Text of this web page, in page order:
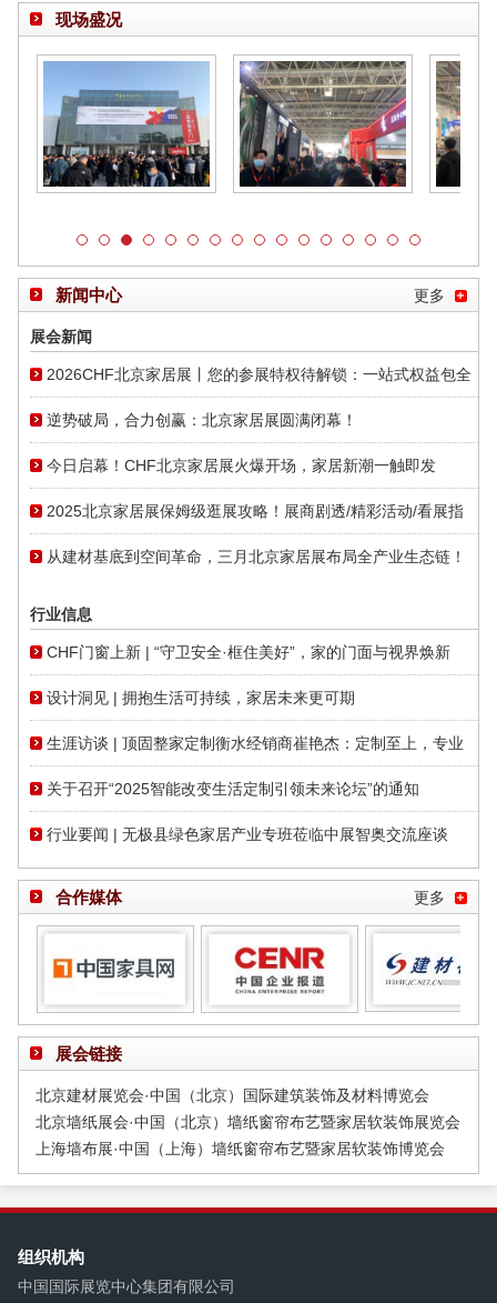
现场盛况
新闻中心 更多
展会新闻
2026CHF北京家居展丨您的参展特权待解锁：一站式权益包全
面开放
逆势破局，合力创赢：北京家居展圆满闭幕！
今日启幕！CHF北京家居展火爆开场，家居新潮一触即发
2025北京家居展保姆级逛展攻略！展商剧透/精彩活动/看展指
南一篇就够！
从建材基底到空间革命，三月北京家居展布局全产业生态链！
行业信息
CHF门窗上新 | “守卫安全·框住美好”，家的门面与视界焕新
设计洞见 | 拥抱生活可持续，家居未来更可期
生涯访谈 | 顶固整家定制衡水经销商崔艳杰：定制至上，专业
打造品质
关于召开“2025智能改变生活定制引领未来论坛”的通知
行业要闻 | 无极县绿色家居产业专班莅临中展智奥交流座谈
合作媒体 更多
展会链接
北京建材展览会·中国（北京）国际建筑装饰及材料博览会
北京墙纸展会·中国（北京）墙纸窗帘布艺暨家居软装饰展览会
上海墙布展·中国（上海）墙纸窗帘布艺暨家居软装饰博览会
组织机构
中国国际展览中心集团有限公司